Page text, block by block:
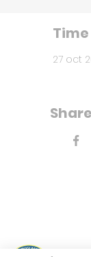
27 oct